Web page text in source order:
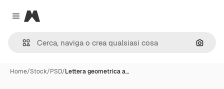
Close menu
Magnific
Cerca
Home/Stock/PSD/Lettera geometrica a…